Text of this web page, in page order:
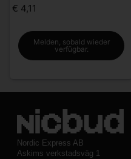
€ 4,11
Melden, sobald wieder
verfügbar.
Nordic Express AB
Askims verkstadsväg 1